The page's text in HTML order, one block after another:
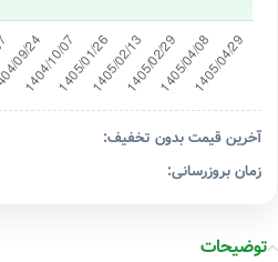
آخرین قیمت بدون تخفیف:
زمان بروزرسانی:
توضیحات